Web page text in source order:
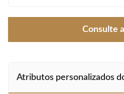
Consulte
Atributos personalizados